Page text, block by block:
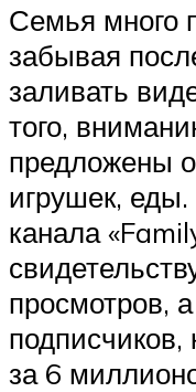
Семья много
забывая
заливать
того,
предложены
игрушек,
канала
просмотров,
подписчиков,
за 6